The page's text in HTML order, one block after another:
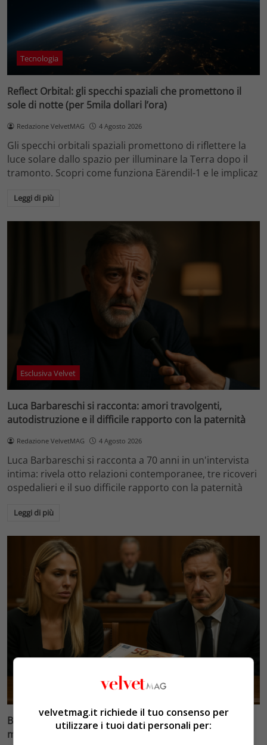
Tecnologia
Reflect Orbital: gli specchi spaziali che promettono il
sole di notte (per 5mila dollari l’ora)
Redazione VelvetMAG 4 Agosto 2026
Gli specchi orbitali spaziali promettono di riflettere la
luce solare dallo spazio per illuminare la Terra dopo il
tramonto. Scopri come funziona Eärendil-1 e le implicaz
Leggi di più
Esclusiva Velvet
Luca Barbareschi si racconta: amori travolgenti,
autodistruzione e il difficile rapporto con la paternità
Redazione VelvetMAG 4 Agosto 2026
Luca Barbareschi si racconta a 70 anni in un'intervista
intima: rivela otto relazioni contemporanee, tre ricoveri
ospedalieri e il suo difficile rapporto con la paternità
Leggi di più
Blasi vs Totti: il giudice riduce l’assegno di
mantenimento a 10.900 euro
velvetmag.it richiede il tuo consenso per
utilizzare i tuoi dati personali per: